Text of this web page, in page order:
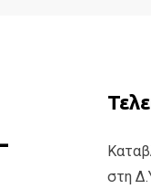
στη